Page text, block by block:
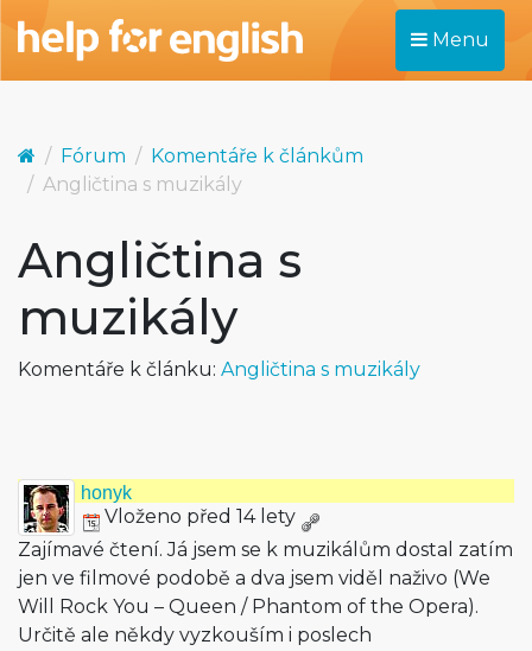
Menu
Fórum
Komentáře k článkům
Angličtina s muzikály
Angličtina s
muzikály
Komentáře k článku: Angličtina s muzikály
honyk
Vloženo před 14 lety
Zajímavé čtení. Já jsem se k muzikálům dostal zatím
jen ve filmové podobě a dva jsem viděl naživo (We
Will Rock You – Queen / Phantom of the Opera).
Určitě ale někdy vyzkouším i poslech